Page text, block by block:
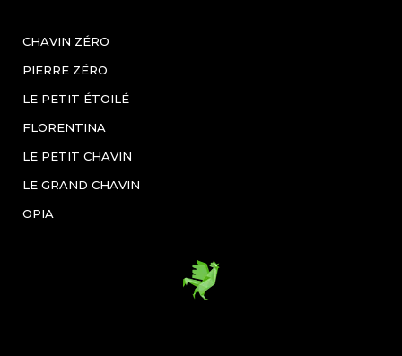
CHAVIN ZÉRO
PIERRE ZÉRO
LE PETIT ÉTOILÉ
FLORENTINA
LE PETIT CHAVIN
LE GRAND CHAVIN
OPIA